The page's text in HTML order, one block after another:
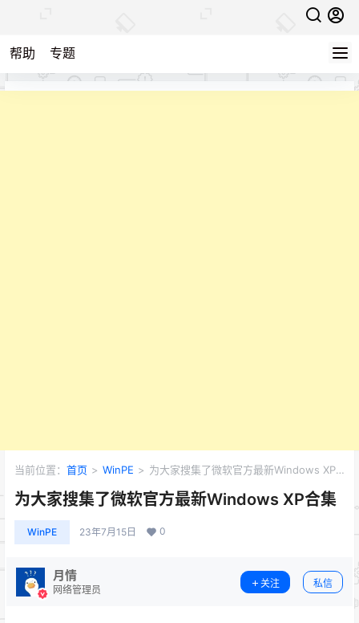
帮助 专题
当前位置： 首页 > WinPE > 为大家搜集了微软官方最新Windows XP
为大家搜集了微软官方最新Windows XP合集
WinPE 23年7月15日 0
月情
网络管理员
关注 私信